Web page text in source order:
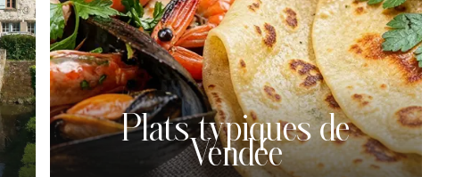
Plats typiques de
Vendée